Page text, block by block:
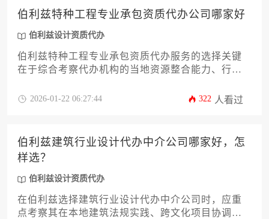
专业理解能力。
伯利兹特种工程专业承包资质代办公司哪家好
伯利兹设计资质代办
伯利兹特种工程专业承包资质代办服务的选择关键
在于综合考察代办机构的当地资源整合能力、行业
的伯利兹建筑市场准入解决方案体系，能够针对特
2026-01-22 06:27:44 322 人看过
伯利兹建筑行业设计代办中介公司哪家好，怎
样选？
伯利兹设计资质代办
在伯利兹选择建筑行业设计代办中介公司时，应重
点考察其在本地建筑法规实践、跨文化项目协调以